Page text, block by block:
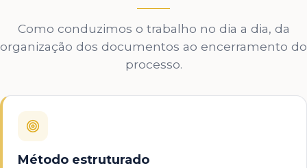
Como conduzimos o trabalho no dia a dia, da
organização dos documentos ao encerramento do
processo.
Método estruturado